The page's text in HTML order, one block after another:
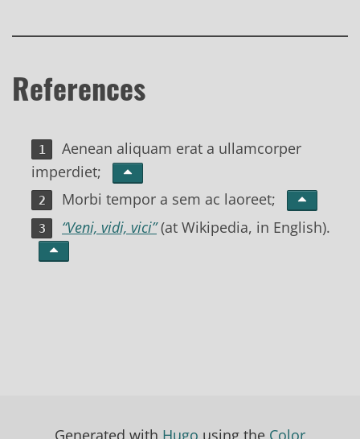
References
Aenean aliquam erat a ullamcorper
imperdiet;
Morbi tempor a sem ac laoreet;
“Veni, vidi, vici”(at Wikipedia, in English).